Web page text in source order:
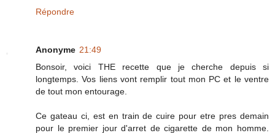
Répondre
Anonyme 21:49
Bonsoir, voici THE recette que je cherche depuis si
longtemps. Vos liens vont remplir tout mon PC et le ventre
de tout mon entourage.
Ce gateau ci, est en train de cuire pour etre pres demain
pour le premier jour d'arret de cigarette de mon homme.